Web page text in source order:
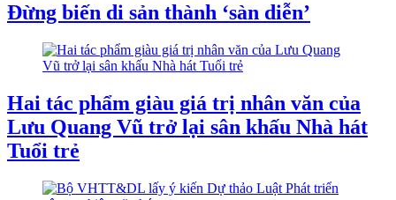
Đừng biến di sản thành ‘sàn diễn’
Hai tác phẩm giàu giá trị nhân văn của
Lưu Quang Vũ trở lại sân khấu Nhà hát
Tuổi trẻ